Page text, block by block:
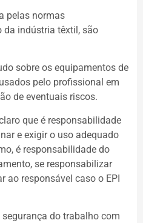
pelas normas
da indústria têxtil, são
sobre os equipamentos de
pelo profissional em
de eventuais riscos.
que é responsabilidade
e exigir o uso adequado
é responsabilidade do
se responsabilizar
ao responsável caso o EPI
do trabalho com